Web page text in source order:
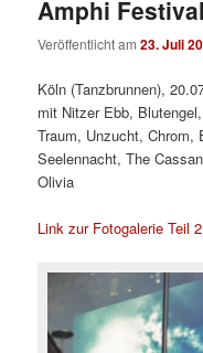
Amphi
Veröffentlicht am23. Juli
Köln (Tanzbrunnen),
mit Nitzer Ebb,
Traum, Unzucht, Chrom,
Seelennacht, The
Olivia
Link zur Fotogalerie Teil 2